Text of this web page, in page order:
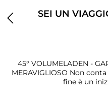
SEI UN
45° VOLUMELADEN -
MERAVIGLIOSO Non conta la fine della storia perché ogni
fine è un